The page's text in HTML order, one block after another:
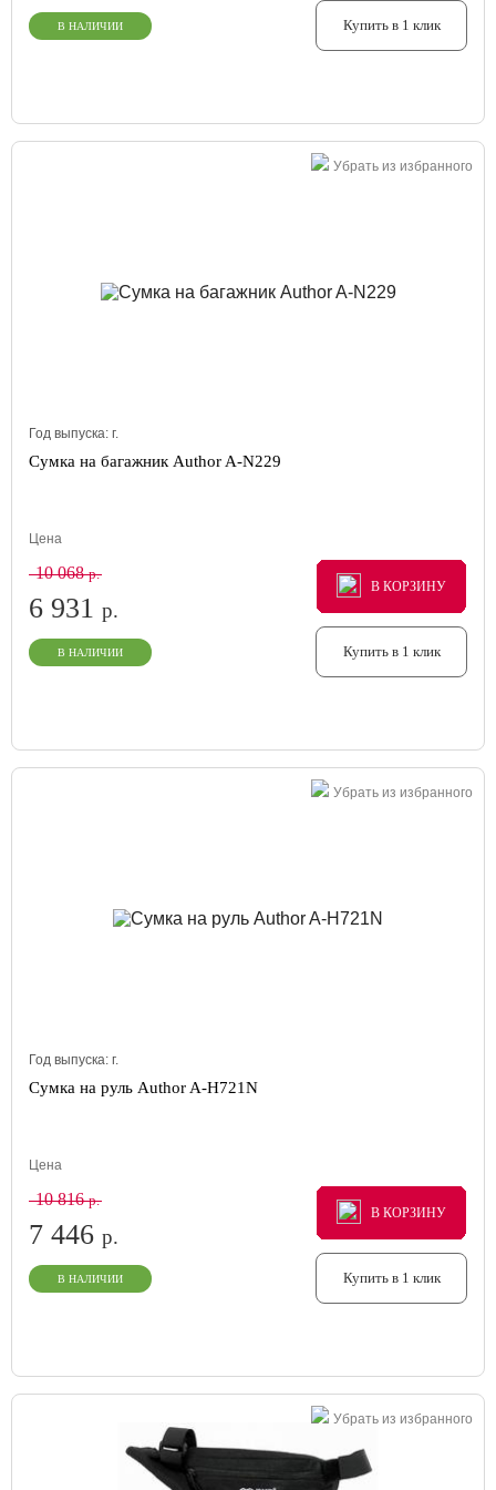
В НАЛИЧИИ Купить в 1 клик
Убрать из избранного
Год выпуска: г.
Сумка на багажник Author A-N229
Цена
10 068р.
6 931 р.
В НАЛИЧИИ
В КОРЗИНУ
В КОРЗИНУ
В КОРЗИНУ
Купить в 1 клик
Убрать из избранного
Год выпуска: г.
Сумка на руль Author A-H721N
Цена
10 816р.
7 446 р.
В НАЛИЧИИ
В КОРЗИНУ
В КОРЗИНУ
В КОРЗИНУ
Купить в 1 клик
Убрать из избранного